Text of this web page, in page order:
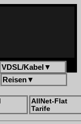
VDSL/Kabel ▼
Reisen▼
AllNet-Flat
Tarife